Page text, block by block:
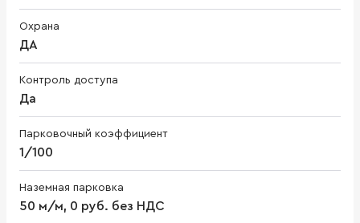
Охрана
ДА
Контроль доступа
Да
Парковочный коэффициент
1/100
Наземная парковка
50 м/м, 0 руб. без НДС